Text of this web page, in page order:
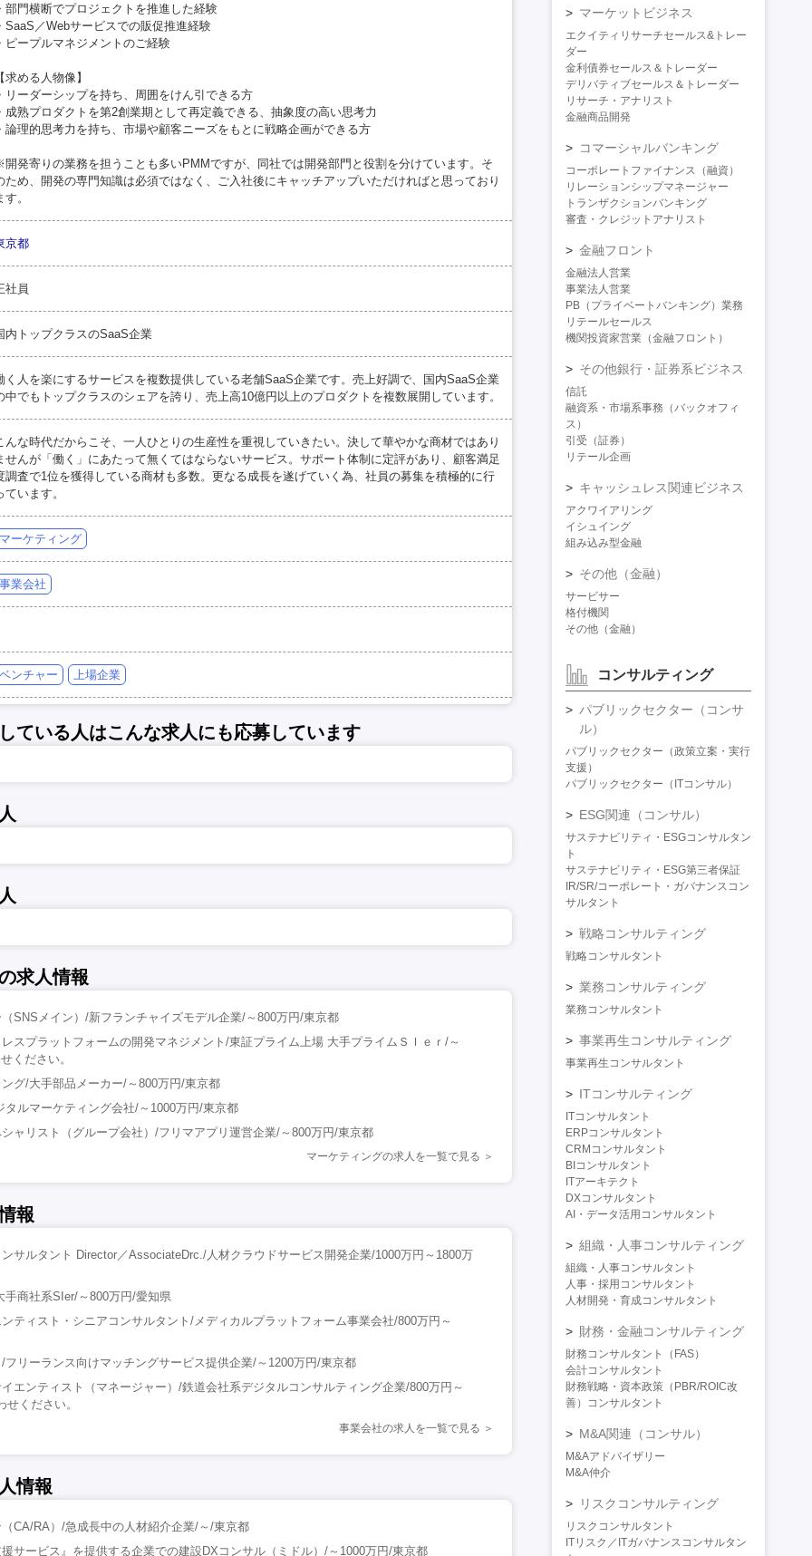
部門横断でプロジェクトを推進した経験
SaaS／Webサービスでの販促推進経験
ピープルマネジメントのご経験
求める人物像】
リーダーシップを持ち、周囲をけん引できる方
成熟プロダクトを第2創業期として再定義できる、抽象度の高い思考力
論理的思考力を持ち、市場や顧客ニーズをもとに戦略企画ができる方
発寄りの業務を担うことも多いPMMですが、同社では開発部門と役割を分けています。そ
ため、開発の専門知識は必須ではなく、ご入社後にキャッチアップいただければと思っており
す。
京都
社員
内トップクラスのSaaS企業
く人を楽にするサービスを複数提供している老舗SaaS企業です。売上好調で、国内SaaS企業
中でもトップクラスのシェアを誇り、売上高10億円以上のプロダクトを複数展開しています。
んな時代だからこそ、一人ひとりの生産性を重視していきたい。決して華やかな商材ではあり
せんが「働く」にあたって無くてはならないサービス。サポート体制に定評があり、顧客満足
調査で1位を獲得している商材も多数。更なる成長を遂げていく為、社員の募集を積極的に行
ています。
マーケティング
事業会社
ベンチャー 上場企業
ている人はこんな求人にも応募しています
求人情報
SNSメイン）/新フランチャイズモデル企業/～800万円/東京都
スプラットフォームの開発マネジメント/東証プライム上場 大手プライムＳＩｅｒ/～
ください。
グ/大手部品メーカー/～800万円/東京都
タルマーケティング会社/～1000万円/東京都
ャリスト（グループ会社）/フリマアプリ運営企業/～800万円/東京都
マーケティングの求人を一覧で見る
報
サルタント Director／AssociateDrc./人材クラウドサービス開発企業/1000万円～1800万
手商社系SIer/～800万円/愛知県
ティスト・シニアコンサルタント/メディカルプラットフォーム事業会社/800万円～
フリーランス向けマッチングサービス提供企業/～1200万円/東京都
エンティスト（マネージャー）/鉄道会社系デジタルコンサルティング企業/800万円～
ください。
事業会社の求人を一覧で見る
情報
CA/RA）/急成長中の人材紹介企業/～/東京都
サービス』を提供する企業での建設DXコンサル（ミドル）/～1000万円/東京都
マーケットビジネス
エクイティリサーチセールス&トレー
ダー
金利債券セールス＆トレーダー
デリバティブセールス＆トレーダー
リサーチ・アナリスト
金融商品開発
コマーシャルバンキング
コーポレートファイナンス（融資）
リレーションシップマネージャー
トランザクションバンキング
審査・クレジットアナリスト
金融フロント
金融法人営業
事業法人営業
PB（プライベートバンキング）業務
リテールセールス
機関投資家営業（金融フロント）
その他銀行・証券系ビジネス
信託
融資系・市場系事務（バックオフィ
ス）
引受（証券）
リテール企画
キャッシュレス関連ビジネス
アクワイアリング
イシュイング
組み込み型金融
その他（金融）
サービサー
格付機関
その他（金融）
コンサルティング
パブリックセクター（コンサ
ル）
パブリックセクター（政策立案・実行
支援）
パブリックセクター（ITコンサル）
ESG関連（コンサル）
サステナビリティ・ESGコンサルタン
ト
サステナビリティ・ESG第三者保証
IR/SR/コーポレート・ガバナンスコン
サルタント
戦略コンサルティング
戦略コンサルタント
業務コンサルティング
業務コンサルタント
事業再生コンサルティング
事業再生コンサルタント
ITコンサルティング
ITコンサルタント
ERPコンサルタント
CRMコンサルタント
BIコンサルタント
ITアーキテクト
DXコンサルタント
AI・データ活用コンサルタント
組織・人事コンサルティング
組織・人事コンサルタント
人事・採用コンサルタント
人材開発・育成コンサルタント
財務・金融コンサルティング
財務コンサルタント（FAS）
会計コンサルタント
財務戦略・資本政策（PBR/ROIC改
善）コンサルタント
M&A関連（コンサル）
M&Aアドバイザリー
M&A仲介
リスクコンサルティング
リスクコンサルタント
ITリスク／ITガバナンスコンサルタン